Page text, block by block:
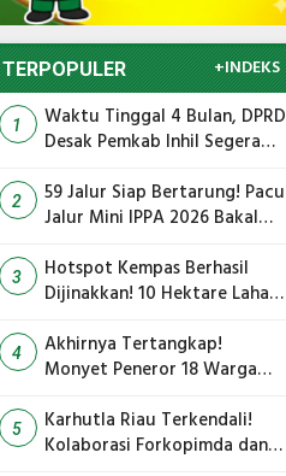
TERPOPULER +INDEKS
1
Waktu Tinggal 4 Bulan, DPRD
Desak Pemkab Inhil Segera
2
59 Jalur Siap Bertarung! Pacu
Jalur Mini IPPA 2026 Bakal
3
Hotspot Kempas Berhasil
Dijinakkan! 10 Hektare Lahan
Inhil Pimpin Langsung
Pemadaman
4
Akhirnya Tertangkap!
Monyet Peneror 18 Warga
5
Karhutla Riau Terkendali!
Kolaborasi Forkopimda dan